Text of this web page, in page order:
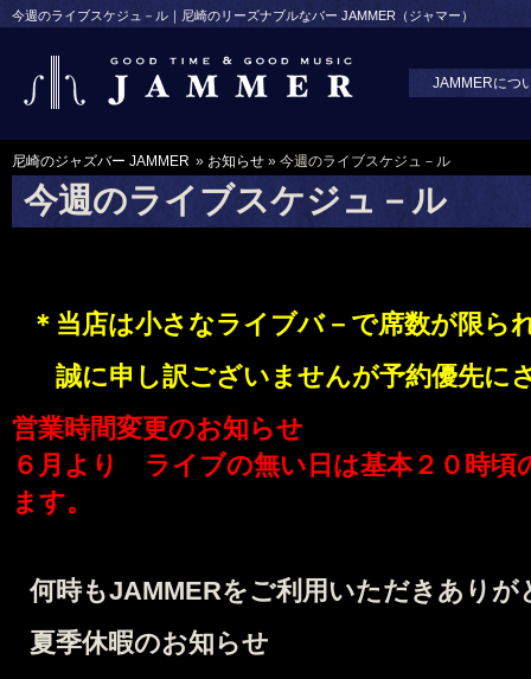
今週のライブスケジュ－ル｜尼崎のリーズナブルなバー JAMMER（ジャマー）
JAMMERにつ
尼崎のジャズバー JAMMER » お知らせ » 今週のライブスケジュ－ル
今週のライブスケジュ－ル
＊当店は小さなライブバ－で席数が限ら
誠に申し訳ございませんが予約優先に
営業時間変更のお知らせ
６月より ライブの無い日は基本２０時頃
ます。
何時もJAMMERをご利用いただきありが
夏季休暇のお知らせ